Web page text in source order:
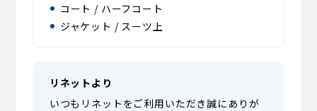
コート / ハーフコート
ジャケット / スーツ上
リネットより
いつもリネットをご利用いただき誠にありが